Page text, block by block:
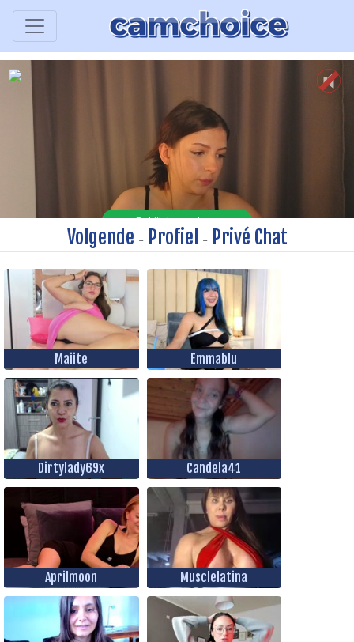
Volgende - Profiel - Privé Chat
Maiite Emmablu
Dirtylady69x Candela41
Aprilmoon Musclelatina